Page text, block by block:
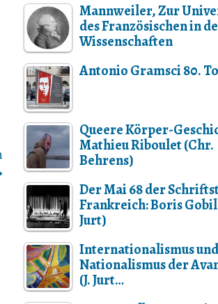
Mannweiler, Zur
des Französischen in
Wissenschaften
Antonio Gramsci 80.
Queere Körper-
Mathieu Riboulet (Chr.
Behrens)
Der Mai 68 der
Frankreich: Boris
Jurt)
Internationalismus und
Nationalismus der
(J. Jurt…